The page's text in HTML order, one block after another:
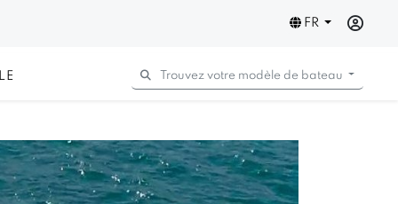
FR
Trouvez votre modèle de bateau